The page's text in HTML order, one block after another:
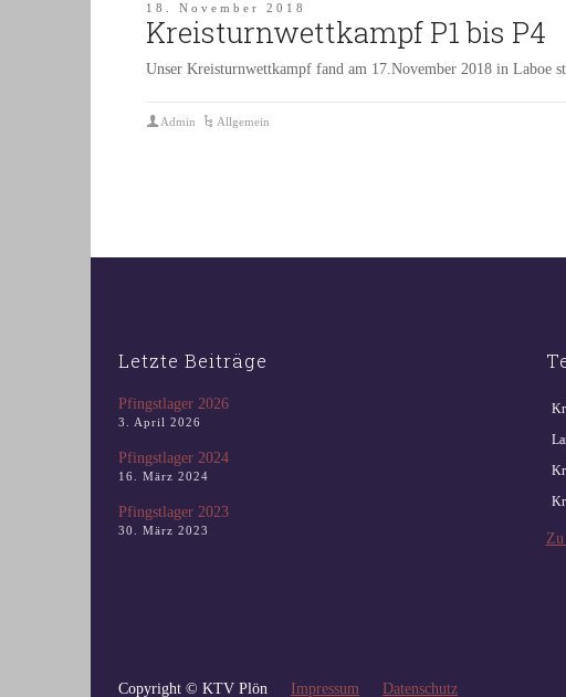
18. November 2018
Kreisturnwettkampf P1 bis P4
Unser Kreisturnwettkampf fand am 17.November 2018 in Laboe
Admin Allgemein
Letzte Beiträge
Pfingstlager 2026
3. April 2026
Pfingstlager 2024
16. März 2024
Pfingstlager 2023
30. März 2023 Zu
Copyright © KTV Plön Impressum Datenschutz